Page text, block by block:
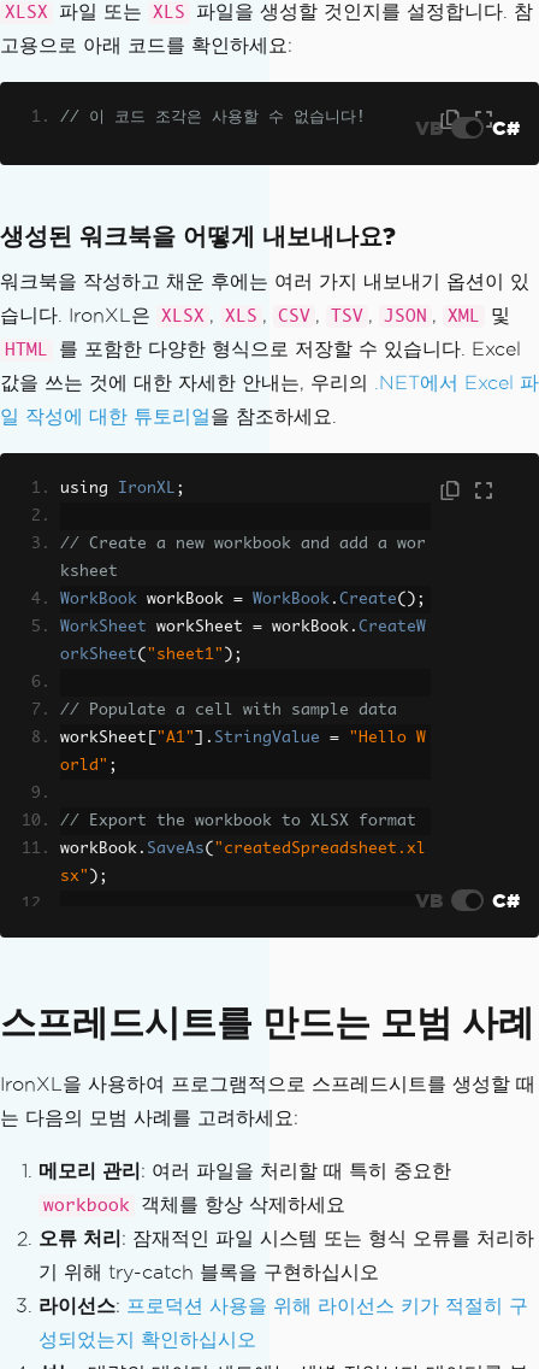
XLSX 파일 또는 XLS
파일을 생성할 것인지를 설정합니다. 참
고용으로 아래 코드를 확인하세요:
// 이 코드 조각은 사용할 수 없습니다! VB C#
생성된 워크북을 어떻게 내보내나요?
워크북을 작성하고 채운 후에는 여러 가지 내보내기 옵션이 있
습니다. IronXL은
XLSX , XLS , CSV , TSV , JSON , XML 및
HTML
를 포함한 다양한 형식으로 저장할 수 있습니다. Excel
값을 쓰는 것에 대한 자세한 안내는, 우리의 .NET에서 Excel 파
일 작성에 대한 튜토리얼을 참조하세요.
using IronXL ;
// Create a new workbook and add a wor
ksheet
WorkBook workBook = WorkBook . Create();
WorkSheet workSheet = workBook . CreateW
orkSheet( "sheet1" );
// Populate a cell with sample data
workSheet
"A1" ]. StringValue =
"Hello W
orld" ;
// Export the workbook to XLSX format
workBook . SaveAs( "createdSpreadsheet.xl
sx" );
// Export the workbook to JSON format
);
workBook. ExportToHtml("createdSpreadsh
eet.html");
VB C#
스프레드시트를 만드는 모범 사례
IronXL을 사용하여 프로그램적으로 스프레드시트를 생성할 때
는 다음의 모범 사례를 고려하세요:
메모리 관리 : 여러 파일을 처리할 때 특히 중요한
workbook
객체를 항상 삭제하세요
오류 처리 : 잠재적인 파일 시스템 또는 형식 오류를 처리하
기 위해 try-catch 블록을 구현하십시오
라이선스: 프로덕션 사용을 위해 라이선스 키가 적절히 구
성되었는지 확인하십시오